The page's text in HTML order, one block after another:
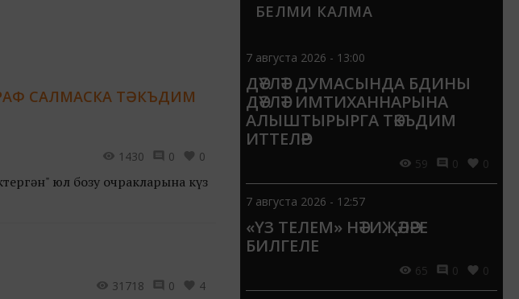
САЛМАСКА ТӘКЪДИМ
1430 0 0
юл бозу очракларына күз
31718 0 4
БЕЛМИ КАЛМА
7 августа 2026 - 13:00
ДӘҮЛӘТ ДУМАСЫНДА БДИНЫ
ДӘҮЛӘТ ИМТИХАННАРЫНА
АЛЫШТЫРЫРГА ТӘКЪДИМ
ИТТЕЛӘР
59 0 0
7 августа 2026 - 12:57
«ҮЗ ТЕЛЕМ» НӘТИҖӘЛӘРЕ
БИЛГЕЛЕ
65 0 0